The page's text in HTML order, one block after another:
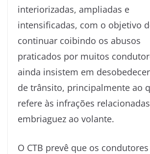
interiorizadas, ampliadas e
intensificadas, com o objetivo
continuar coibindo os abusos
praticados por muitos
ainda insistem em
de trânsito, principalmente ao
refere às infrações
embriaguez ao volante.
O CTB prevê que os